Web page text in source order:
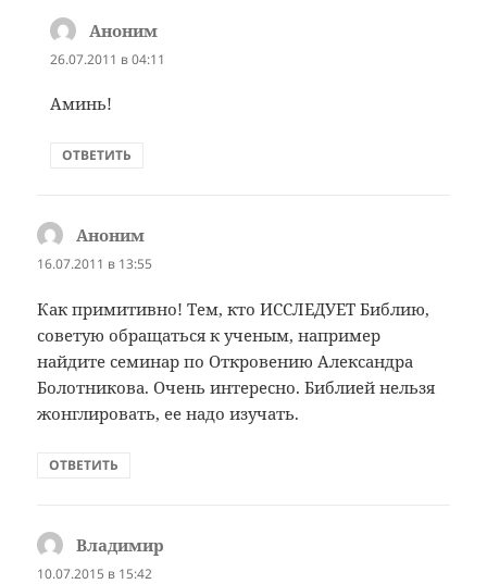
Аноним
26.07.2011 в 04:11
Аминь!
ОТВЕТИТЬ
Аноним
16.07.2011 в 13:55
Как примитивно! Тем, кто ИССЛЕДУЕТ Библию,
советую обращаться к ученым, например
найдите семинар по Откровению Александра
Болотникова. Очень интересно. Библией нельзя
жонглировать, ее надо изучать.
ОТВЕТИТЬ
Владимир
10.07.2015 в 15:42